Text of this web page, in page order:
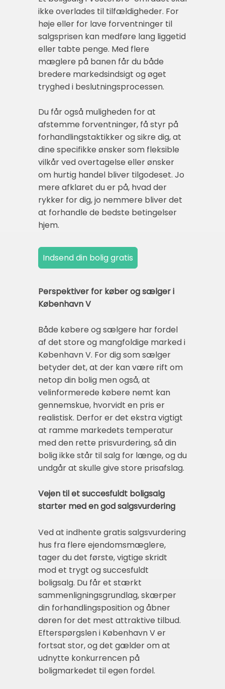
ikke overlades til tilfældigheder. For
høje eller for lave forventninger til
salgsprisen kan medføre lang liggetid
eller tabte penge. Med flere
mæglere på banen får du både
bredere markedsindsigt og øget
tryghed i beslutningsprocessen.
Du får også muligheden for at
afstemme forventninger, få styr på
forhandlingstaktikker og sikre dig, at
dine specifikke ønsker som fleksible
vilkår ved overtagelse eller ønsker
om hurtig handel bliver tilgodeset. Jo
mere afklaret du er på, hvad der
rykker for dig, jo nemmere bliver det
at forhandle de bedste betingelser
hjem.
Perspektiver for køber og sælger i
København V
Både købere og sælgere har fordel
af det store og mangfoldige marked i
København V. For dig som sælger
betyder det, at der kan være rift om
netop din bolig men også, at
velinformerede købere nemt kan
gennemskue, hvorvidt en pris er
realistisk. Derfor er det ekstra vigtigt
at ramme markedets temperatur
med den rette prisvurdering, så din
bolig ikke står til salg for længe, og du
undgår at skulle give store prisafslag.
Vejen til et succesfuldt boligsalg
starter med en god salgsvurdering
Ved at indhente gratis salgsvurdering
hus fra flere ejendomsmæglere,
tager du det første, vigtige skridt
mod et trygt og succesfuldt
boligsalg. Du får et stærkt
sammenligningsgrundlag, skærper
din forhandlingsposition og åbner
døren for det mest attraktive tilbud.
Efterspørgslen i København V er
fortsat stor, og det gælder om at
udnytte konkurrencen på
boligmarkedet til egen fordel.